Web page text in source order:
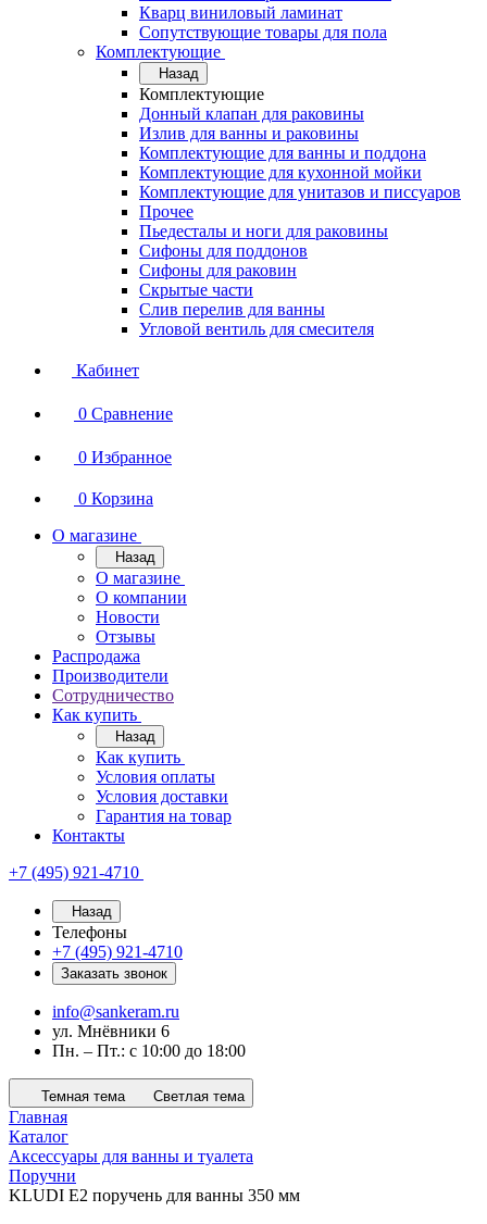
Кварц виниловый ламинат
Сопутствующие товары для пола
Комплектующие
Назад
Комплектующие
Донный клапан для раковины
Излив для ванны и раковины
Комплектующие для ванны и поддона
Комплектующие для кухонной мойки
Комплектующие для унитазов и писсуаров
Прочее
Пьедесталы и ноги для раковины
Сифоны для поддонов
Сифоны для раковин
Скрытые части
Слив перелив для ванны
Угловой вентиль для смесителя
Кабинет
0 Сравнение
0 Избранное
0 Корзина
О магазине
Назад
О магазине
О компании
Новости
Отзывы
Распродажа
Производители
Сотрудничество
Как купить
Назад
Как купить
Условия оплаты
Условия доставки
Гарантия на товар
Контакты
+7 (495) 921-4710
Назад
Телефоны
+7 (495) 921-4710
Заказать звонок
info@sankeram.ru
ул. Мнёвники 6
Пн. – Пт.: с 10:00 до 18:00
Темная тема Светлая тема
Главная
Каталог
Аксессуары для ванны и туалета
Поручни
KLUDI E2 поручень для ванны 350 мм